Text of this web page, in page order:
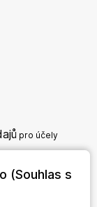
pro účely
(Souhlas s